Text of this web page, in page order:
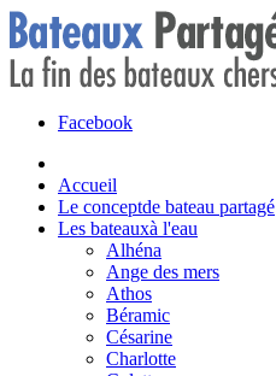
Facebook
Accueil
Le conceptde bateau partagé
Les bateauxà l'eau
Alhéna
Ange des mers
Athos
Béramic
Césarine
Charlotte